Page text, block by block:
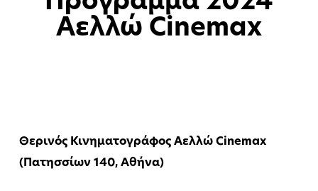
Αελλώ Cinemax
Θερινός Κινηματογράφος Αελλώ Cinemax
(Πατησσίων 140, Αθήνα)